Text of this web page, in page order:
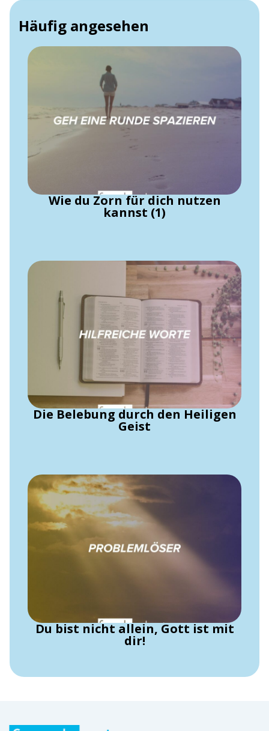
Häufig angesehen
Wie du Zorn für dich nutzen
kannst (1)
Die Belebung durch den Heiligen
Geist
Du bist nicht allein, Gott ist mit
dir!